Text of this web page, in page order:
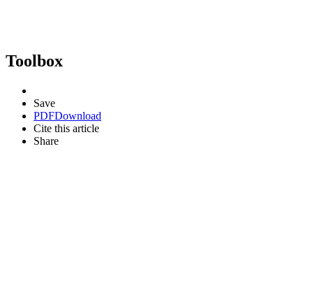
Toolbox
Save
PDFDownload
Cite this article
Share